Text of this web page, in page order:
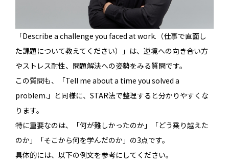
「Describe a challenge you faced at work.（仕事で直面し
た課題について教えてください）」は、逆境への向き合い方
やストレス耐性、問題解決への姿勢をみる質問です。
この質問も、「Tell me about a time you solved a
problem.」と同様に、STAR法で整理すると分かりやすくな
ります。
特に重要なのは、「何が難しかったのか」「どう乗り越えた
のか」「そこから何を学んだのか」の3点です。
具体的には、以下の例文を参考にしてください。